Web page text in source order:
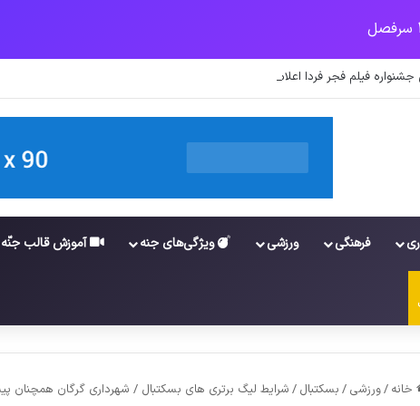
فیلم فجر فردا اعلام می‌شود
فرهنگی ورزشی ویژگی‌های جنه آموزش قالب جنّه
خانه /ورزشی / بسکتبال / شرایط لیگ برتری های بسکتبال / شهرداری گرگان همچنان